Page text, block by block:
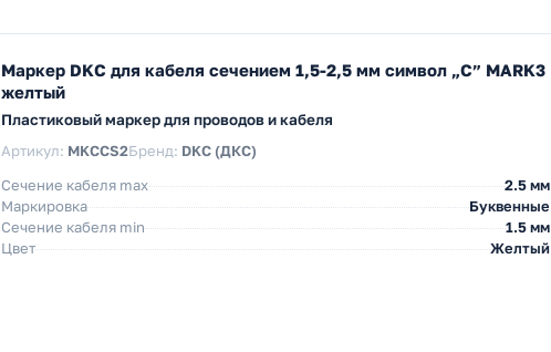
Маркер DKC для кабеля сечением 1,5-2,5 мм символ „C” MARK3
желтый
Пластиковый маркер для проводов и кабеля
Артикул: MKCCS2Бренд: DKC (ДКС)
Сечение кабеля max
2.5 мм
Маркировка
Буквенные
Сечение кабеля min
1.5 мм
Цвет
Желтый